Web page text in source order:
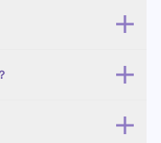
220-260 美元（30% 機
溫和增長，股價接近平均目
爆發。
倍接近其歷史區間高端，表
慧增長實現，估值合理；如
）使其成為風險較高的買